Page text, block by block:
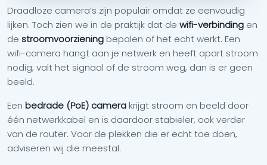
Draadloze camera’s zijn populair omdat ze eenvoudig
lijken. Toch zien we in de praktijk dat de wifi-verbinding en
de stroomvoorziening bepalen of het echt werkt. Een
wifi-camera hangt aan je netwerk en heeft apart stroom
nodig; valt het signaal of de stroom weg, dan is er geen
beeld.
Een bedrade (PoE) camera krijgt stroom en beeld door
één netwerkkabel en is daardoor stabieler, ook verder
van de router. Voor de plekken die er echt toe doen,
adviseren wij die meestal.